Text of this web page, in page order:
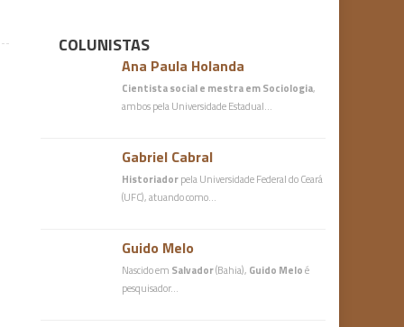
COLUNISTAS
Ana Paula Holanda
Cientista social e mestra em Sociologia,
ambos pela Universidade Estadual…
Gabriel Cabral
Historiadorpela Universidade Federal do Ceará
(UFC), atuando como…
Guido Melo
Nascido em Salvador(Bahia), Guido Meloé
pesquisador…